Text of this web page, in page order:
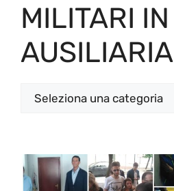
MILITARI IN
AUSILIARIA
Categorie